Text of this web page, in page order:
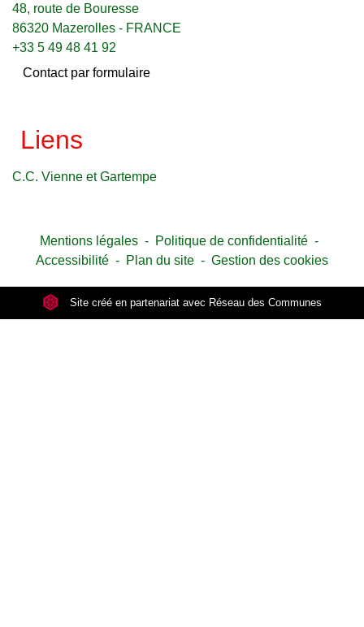
48, route de Bouresse
86320 Mazerolles - FRANCE
+33 5 49 48 41 92
Contact par formulaire
Liens
C.C. Vienne et Gartempe
Mentions légales - Politique de confidentialité -
Accessibilité - Plan du site - Gestion des cookies
Site créé en partenariat avec Réseau des Communes